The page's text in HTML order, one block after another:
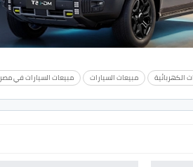
الكهربائية مبيعات السيارات مبيعات السيارات في مصر